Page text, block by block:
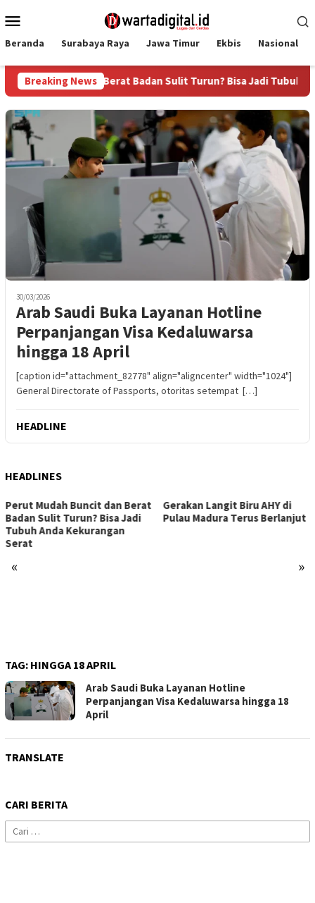
ke
Mobile
Beranda Surabaya Raya Jawa Timur Ekbis Nasional
Breaking News
Buncit dan Berat Badan Sulit Turun? Bisa Jadi Tubuh
30/03/2026
Arab Saudi Buka Layanan Hotline
Perpanjangan Visa Kedaluwarsa
hingga 18 April
[caption id="attachment_82778" align="aligncenter" width="1024"]
General Directorate of Passports, otoritas setempat […]
HEADLINE
HEADLINES
« »
Buncit dan Berat
Sulit Turun? Bisa Jadi
Anda Kekurangan
Gerakan Langit Biru AHY di
Pulau Madura Terus Berlanjut
TAG: HINGGA 18 APRIL
Arab Saudi Buka Layanan Hotline
Perpanjangan Visa Kedaluwarsa hingga 18
April
TRANSLATE
CARI BERITA
Cari
untuk: